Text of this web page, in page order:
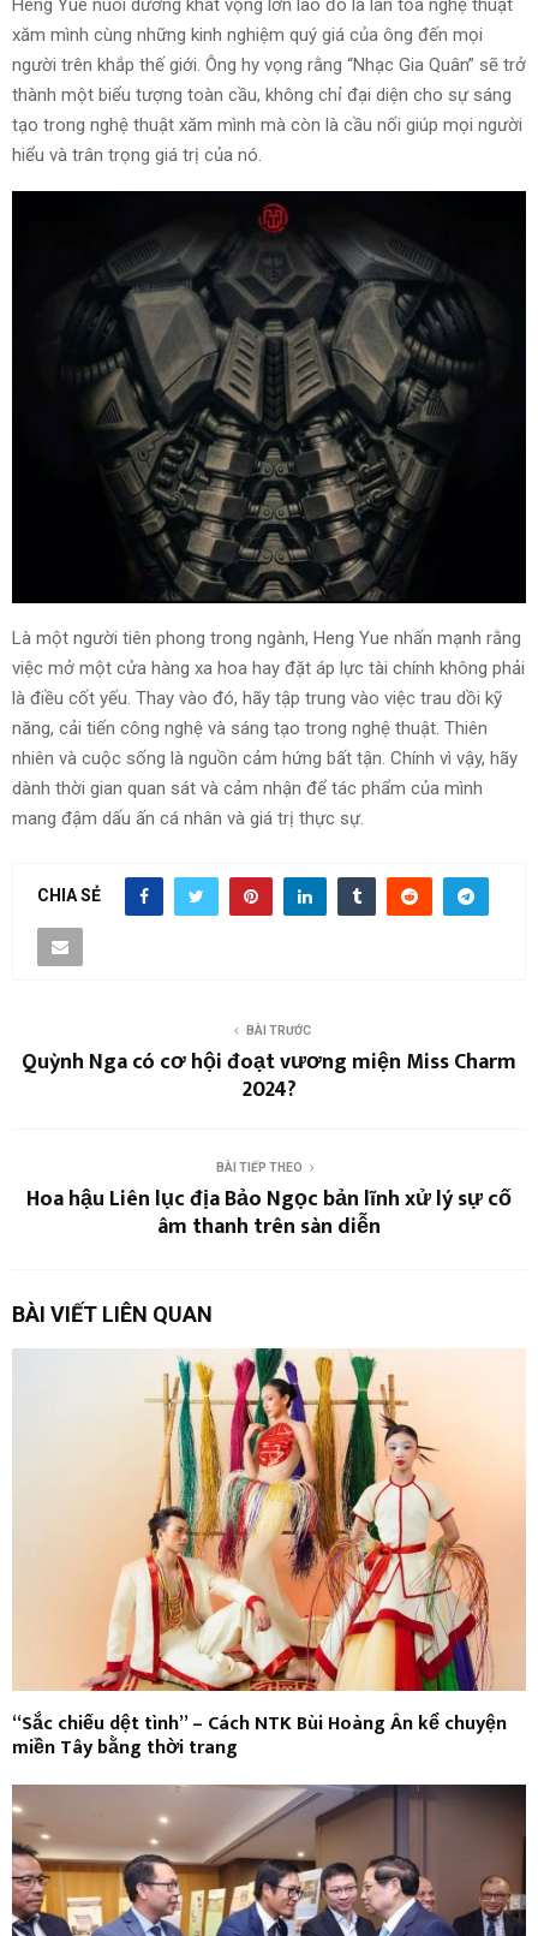
Heng Yue nuôi dưỡng khát vọng lớn lao đó là lan tỏa nghệ thuật
xăm mình cùng những kinh nghiệm quý giá của ông đến mọi
người trên khắp thế giới. Ông hy vọng rằng “Nhạc Gia Quân” sẽ trở
thành một biểu tượng toàn cầu, không chỉ đại diện cho sự sáng
tạo trong nghệ thuật xăm mình mà còn là cầu nối giúp mọi người
hiểu và trân trọng giá trị của nó.
Là một người tiên phong trong ngành, Heng Yue nhấn mạnh rằng
việc mở một cửa hàng xa hoa hay đặt áp lực tài chính không phải
là điều cốt yếu. Thay vào đó, hãy tập trung vào việc trau dồi kỹ
năng, cải tiến công nghệ và sáng tạo trong nghệ thuật. Thiên
nhiên và cuộc sống là nguồn cảm hứng bất tận. Chính vì vậy, hãy
dành thời gian quan sát và cảm nhận để tác phẩm của mình
mang đậm dấu ấn cá nhân và giá trị thực sự.
CHIA SẺ
BÀI TRƯỚC
Quỳnh Nga có cơ hội đoạt vương miện Miss Charm
2024?
BÀI TIẾP THEO
Hoa hậu Liên lục địa Bảo Ngọc bản lĩnh xử lý sự cố
âm thanh trên sàn diễn
BÀI VIẾT LIÊN QUAN
“Sắc chiếu dệt tình” – Cách NTK Bùi Hoàng Ân kể chuyện
miền Tây bằng thời trang